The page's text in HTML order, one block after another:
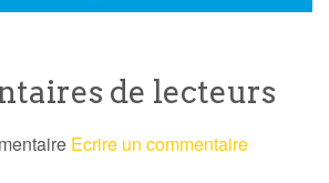
de lecteurs
Ecrire un commentaire